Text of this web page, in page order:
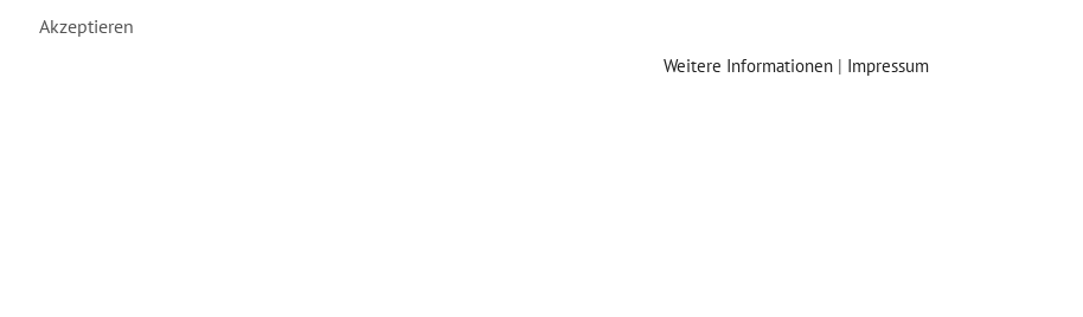
Akzeptieren
Weitere Informationen | Impressum